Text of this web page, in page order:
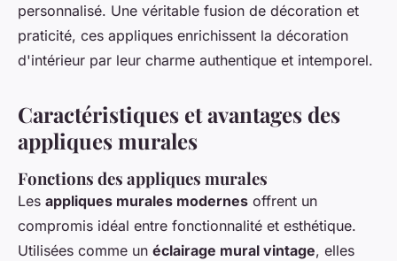
personnalisé. Une véritable fusion de décoration et
praticité, ces appliques enrichissent la décoration
d'intérieur par leur charme authentique et intemporel.
Caractéristiques et avantages des
appliques murales
Fonctions des appliques murales
Les appliques murales modernes offrent un
compromis idéal entre fonctionnalité et esthétique.
Utilisées comme un éclairage mural vintage, elles